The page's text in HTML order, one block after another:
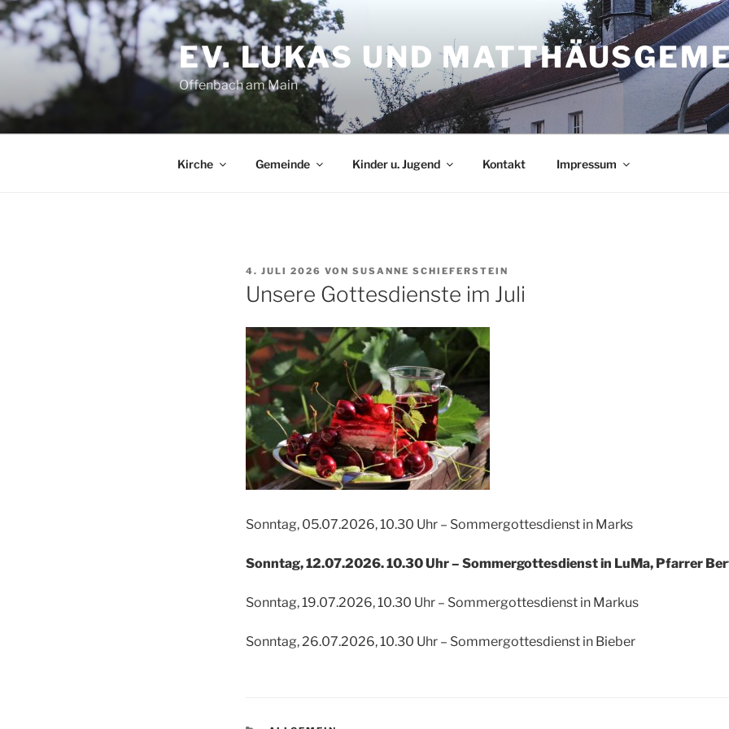
Zum
Inhalt
springen
EV. LUKAS UND
Offenbach am Main
Kirche Gemeinde Kinder u. Jugend Kontakt Impressum
VERÖFFENTLICHT
AM
4. JULI 2026 VON SUSANNE SCHIEFERSTEIN
Unsere Gottesdienste im Juli
Sonntag, 05.07.2026, 10.30 Uhr – Sommergottesdienst in Marks
Sonntag, 12.07.2026. 10.30 Uhr – Sommergottesdienst in LuMa, Pfarrer
Sonntag, 19.07.2026, 10.30 Uhr – Sommergottesdienst in Markus
Sonntag, 26.07.2026, 10.30 Uhr – Sommergottesdienst in Bieber